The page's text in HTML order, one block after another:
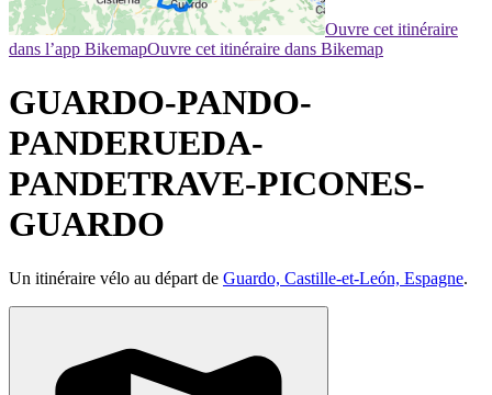
Ouvre cet itinéraire
dans l’app BikemapOuvre cet itinéraire dans Bikemap
GUARDO-PANDO-
PANDERUEDA-
PANDETRAVE-PICONES-
GUARDO
Un itinéraire vélo au départ de Guardo, Castille-et-León, Espagne.